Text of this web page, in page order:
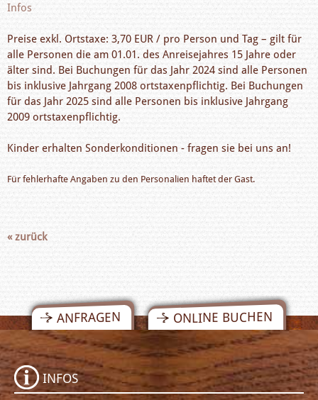
Infos
Preise exkl. Ortstaxe: 3,70 EUR / pro Person und Tag – gilt für
alle Personen die am 01.01. des Anreisejahres 15 Jahre oder
älter sind. Bei Buchungen für das Jahr 2024 sind alle Personen
bis inklusive Jahrgang 2008 ortstaxenpflichtig. Bei Buchungen
für das Jahr 2025 sind alle Personen bis inklusive Jahrgang
2009 ortstaxenpflichtig.
Kinder erhalten Sonderkonditionen - fragen sie bei uns an!
Für fehlerhafte Angaben zu den Personalien haftet der Gast.
« zurück
ANFRAGEN ONLINE BUCHEN
INFOS